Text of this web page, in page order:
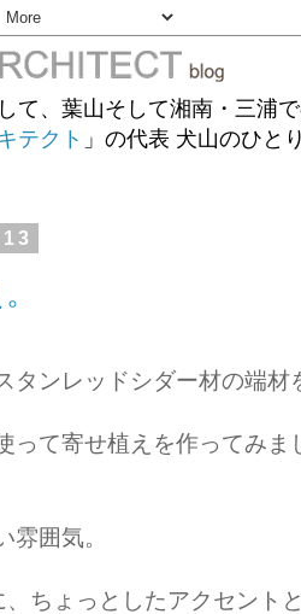
て、葉山そして湘南・三浦
テクト 」の代表 犬山のひと
タンレッドシダー材の端
って寄せ植えを作ってみま
雰囲気。
、ちょっとしたアクセント